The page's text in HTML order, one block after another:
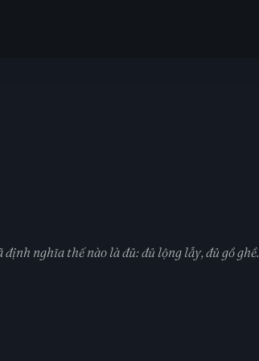
nghĩa thế nào là đủ: đủ lộng lẫy, đủ gồ ghề.